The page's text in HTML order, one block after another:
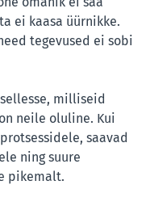
ei kaasa üürnikke.
tegevused ei sobi
milliseid
neile oluline. Kui
saavad
ning suure
pikemalt.